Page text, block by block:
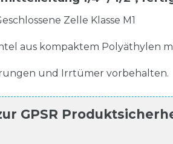
Zelle Klasse M1
aus kompaktem Polyäthylen
und Irrtümer vorbehalten.
GPSR